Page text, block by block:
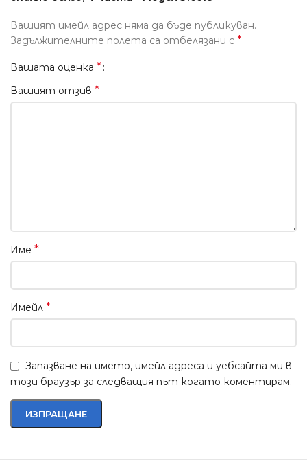
Вашият имейл адрес няма да бъде публикуван.
Задължителните полета са отбелязани с *
Вашата оценка *
Вашият отзив *
Име *
Имейл *
Запазване на името, имейл адреса и уебсайта ми в
този браузър за следващия път когато коментирам.